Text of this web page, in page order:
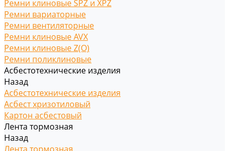
Ремни клиновые SPZ и XPZ
Ремни вариаторные
Ремни вентиляторные
Ремни клиновые AVX
Ремни клиновые Z(O)
Ремни поликлиновые
Асбестотехнические изделия
Назад
Асбестотехнические изделия
Асбест хризотиловый
Картон асбестовый
Лента тормозная
Назад